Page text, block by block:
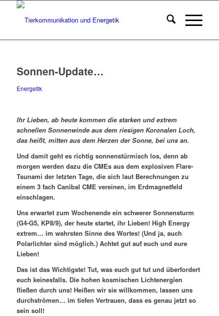
Sonnen-Update…
Energetik
Ihr Lieben, ab heute kommen die starken und extrem
schnellen Sonnenwinde aus dem riesigen Koronalen Loch,
das heißt, mitten aus dem Herzen der Sonne, bei uns an.
Und damit geht es richtig sonnenstürmisch los, denn ab
morgen werden dazu die CMEs aus dem explosiven Flare-
Tsunami der letzten Tage, die sich laut Berechnungen zu
einem 3 fach Canibal CME vereinen, im Erdmagnetfeld
einschlagen.
Uns erwartet zum Wochenende ein schwerer Sonnensturm
(G4-G5, KP8/9), der heute startet, ihr Lieben! High Energy
extrem… im wahrsten Sinne des Wortes! (Und ja, auch
Polarlichter sind möglich.) Achtet gut auf euch und eure
Lieben!
Das ist das Wichtigste! Tut, was euch gut tut und überfordert
euch keinesfalls. Die hohen kosmischen Lichtenergien
fließen durch uns! Heißen wir sie willkommen, lassen uns
durchströmen… im tiefen Vertrauen, dass es genau jetzt so
sein soll!